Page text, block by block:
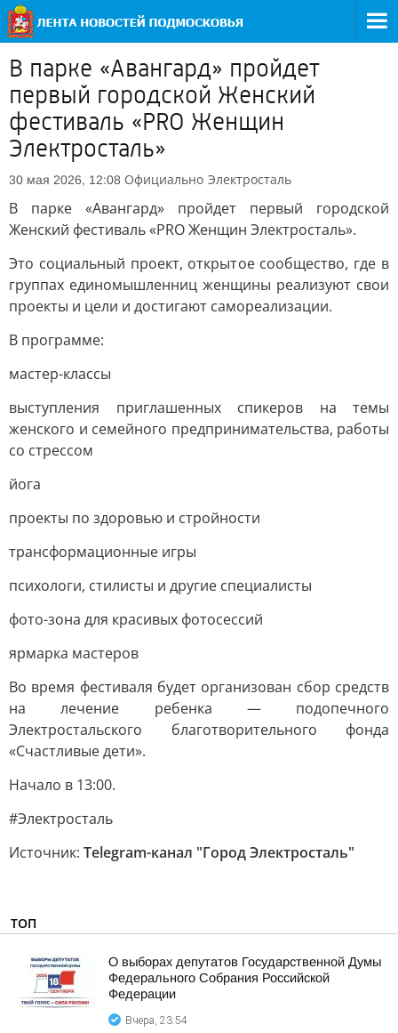
В парке «Авангард» пройдет
первый городской Женский
фестиваль «PRO Женщин
Электросталь»
30 мая 2026, 12:08 Официально Электросталь
В парке «Авангард» пройдет первый городской
Женский фестиваль «PRO Женщин Электросталь».
Это социальный проект, открытое сообщество, где в
группах единомышленниц женщины реализуют свои
проекты и цели и достигают самореализации.
В программе:
мастер-классы
выступления приглашенных спикеров на темы
женского и семейного предпринимательства, работы
со стрессом
йога
проекты по здоровью и стройности
трансформационные игры
психологи, стилисты и другие специалисты
фото-зона для красивых фотосессий
ярмарка мастеров
Во время фестиваля будет организован сбор средств
на лечение ребенка — подопечного
Электростальского благотворительного фонда
«Счастливые дети».
Начало в 13:00.
#Электросталь
Источник: Telegram-канал "Город Электросталь"
ТОП
О выборах депутатов Государственной Думы
Федерального Собрания Российской
Федерации
Вчера, 23:54